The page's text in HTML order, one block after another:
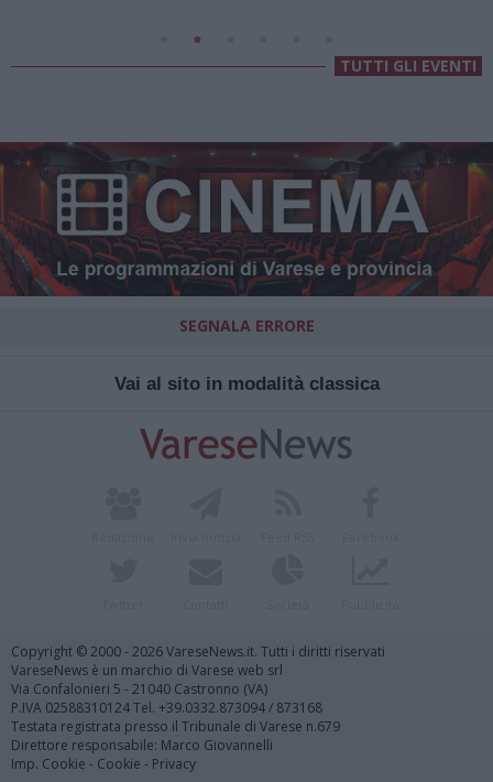
TUTTI GLI EVENTI
SEGNALA ERRORE
Vai al sito in modalità classica
Copyright © 2000 - 2026 VareseNews.it. Tutti i diritti riservati
VareseNews è un marchio di Varese web srl
Via Confalonieri 5 - 21040 Castronno (VA)
P.IVA 02588310124 Tel. +39.0332.873094 / 873168
Testata registrata presso il Tribunale di Varese n.679
Direttore responsabile: Marco Giovannelli
Imp. Cookie - Cookie - Privacy